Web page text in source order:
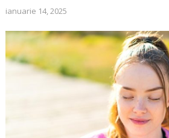
ianuarie 14, 2025